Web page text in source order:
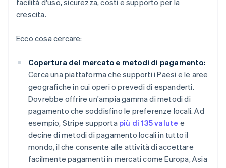
facilità d'uso, sicurezza, costi e supporto per la
crescita.
Ecco cosa cercare:
Copertura del mercato e metodi di pagamento:
Cerca una piattaforma che supporti i Paesi e le aree
geografiche in cui operi o prevedi di espanderti.
Dovrebbe offrire un'ampia gamma di metodi di
pagamento che soddisfino le preferenze locali. Ad
esempio, Stripe supporta più di 135 valute e
decine di metodi di pagamento locali in tutto il
mondo, il che consente alle attività di accettare
facilmente pagamenti in mercati come Europa, Asia